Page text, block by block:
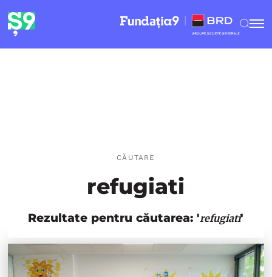
CĂUTARE
refugiati
Rezultate pentru căutarea: 'refugiati'